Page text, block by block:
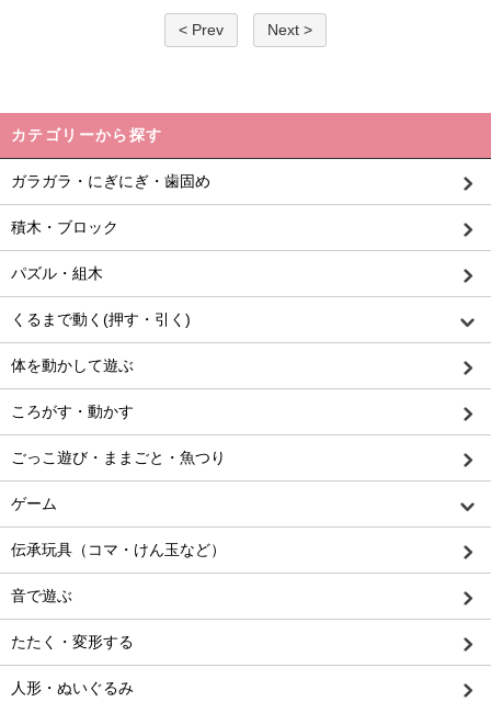
< Prev Next >
カテゴリーから探す
ガラガラ・にぎにぎ・歯固め
積木・ブロック
パズル・組木
くるまで動く(押す・引く)
体を動かして遊ぶ
ころがす・動かす
ごっこ遊び・ままごと・魚つり
ゲーム
伝承玩具（コマ・けん玉など）
音で遊ぶ
たたく・変形する
人形・ぬいぐるみ